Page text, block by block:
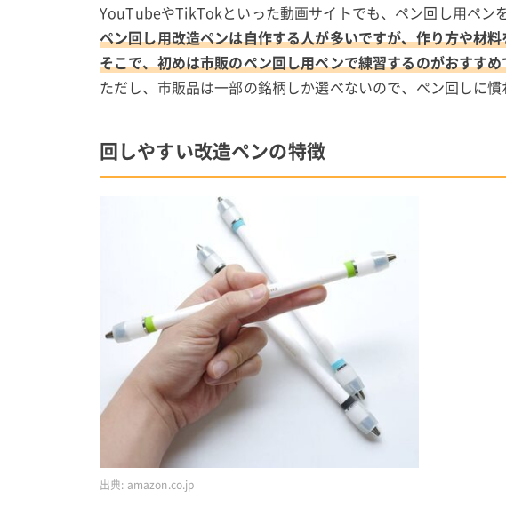
YouTubeやTikTokといった動画サイトでも、ペン回し用ペン
ペン回し用改造ペンは自作する人が多いですが、作り方や材
そこで、初めは市販のペン回し用ペンで練習するのがおすす
ただし、市販品は一部の銘柄しか選べないので、ペン回しに
回しやすい改造ペンの特徴
出典: amazon.co.jp